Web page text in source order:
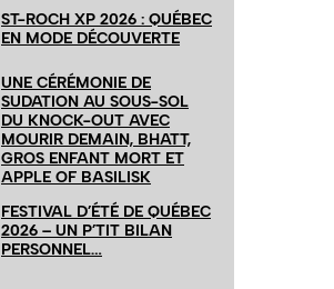
ST-ROCH XP 2026 : QUÉBEC
EN MODE DÉCOUVERTE
UNE CÉRÉMONIE DE
SUDATION AU SOUS-SOL
DU KNOCK-OUT AVEC
MOURIR DEMAIN, BHATT,
GROS ENFANT MORT ET
APPLE OF BASILISK
FESTIVAL D’ÉTÉ DE QUÉBEC
2026 – UN P’TIT BILAN
PERSONNEL…